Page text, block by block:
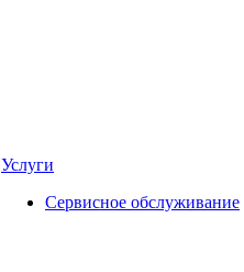
Услуги
Сервисное обслуживание